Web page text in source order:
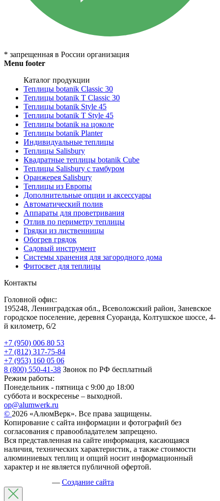
* запрещенная в России организация
Menu footer
Каталог продукции
Теплицы botanik Classic 30
Теплицы botanik T Classic 30
Теплицы botanik Style 45
Теплицы botanik Т Style 45
Теплицы botanik на цоколе
Теплицы botanik Planter
Индивидуальные теплицы
Теплицы Salisbury
Квадратные теплицы botanik Cube
Теплицы Salisbury с тамбуром
Оранжерея Salisbury
Теплицы из Европы
Дополнительные опции и аксессуары
Автоматический полив
Аппараты для проветривания
Отлив по периметру теплицы
Грядки из лиственницы
Обогрев грядок
Садовый инструмент
Системы хранения для загородного дома
Фитосвет для теплицы
Контакты
Головной офис:
195248, Ленинградская обл., Всеволожский район, Заневское
городское поселение, деревня Суоранда, Колтушское шоссе, 4-
й километр, 6/2
+7 (950) 006 80 53
+7 (812) 317-75-84
+7 (953) 160 05 06
8 (800) 550-41-38 Звонок по РФ бесплатный
Режим работы:
Понедельник - пятница с 9:00 до 18:00
суббота и воскресенье – выходной.
op@alumwerk.ru
© 2026 «АлюмВерк». Все права защищены.
Копирование с сайта информации и фотографий без
согласования с правообладателем запрещено.
Вся представленная на сайте информация, касающаяся
наличия, технических характеристик, а также стоимости
алюминиевых теплиц и опций носит информационный
характер и не является публичной офертой.
— Создание сайта